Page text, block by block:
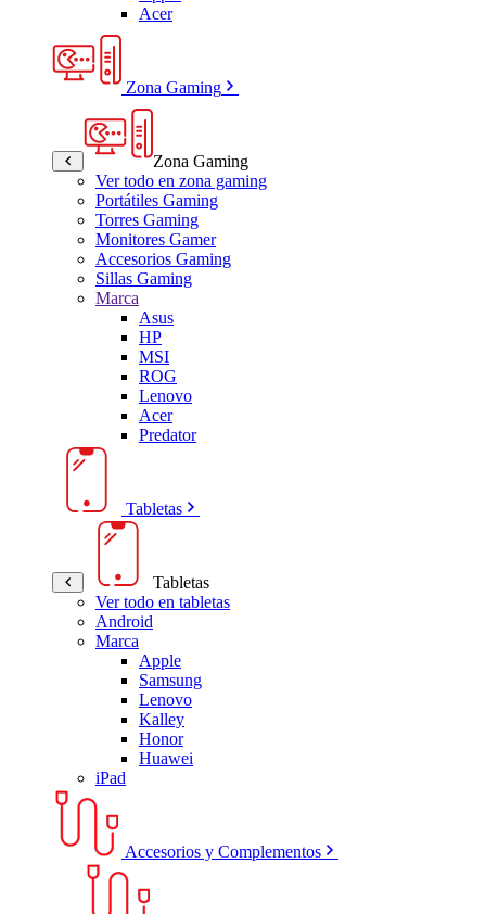
Acer
Zona Gaming
Zona Gaming
Ver todo en zona gaming
Portátiles Gaming
Torres Gaming
Monitores Gamer
Accesorios Gaming
Sillas Gaming
Marca
Asus
HP
MSI
ROG
Lenovo
Acer
Predator
Tabletas
Tabletas
Ver todo en tabletas
Android
Marca
Apple
Samsung
Lenovo
Kalley
Honor
Huawei
iPad
Accesorios y Complementos